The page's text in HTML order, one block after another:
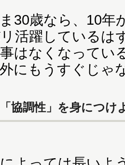
30歳なら、10年
活躍しているは
はなくなってい
にもうすぐじゃ
協調性」を身につけ